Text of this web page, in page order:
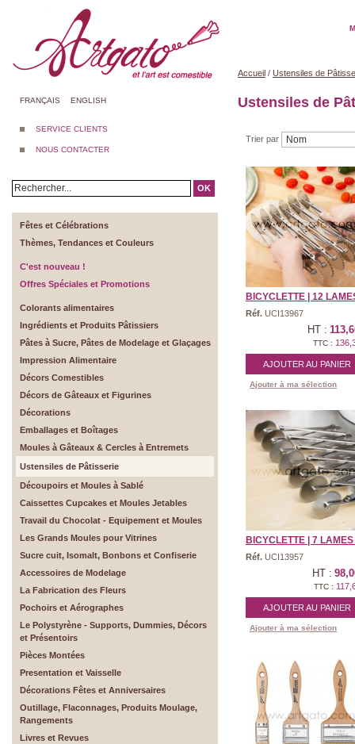
FRANÇAIS ENGLISH
SERVICE CLIENTS
NOUS CONTACTER
OK
Fêtes et Célébrations
Thèmes, Tendances et Couleurs
C'est nouveau !
Offres Spéciales et Promotions
Colorants alimentaires
Ingrédients et Produits Pâtissiers
Pâtes à Sucre, Pâtes de Modelage et Glaçages
Impression Alimentaire
Décors Comestibles
Décors de Gâteaux et Figurines
Décorations
Emballages et Boîtages
Moules à Gâteaux & Cercles à Entremets
Ustensiles de Pâtisserie
Découpoirs et Moules à Sablé
Caissettes Cupcakes et Moules Jetables
Travail du Chocolat - Equipement et Moules
Les Grands Moules pour Vitrines
Sucre cuit, Isomalt, Bonbons et Confiserie
Accessoires de Modelage
La Fabrication des Fleurs
Pochoirs et Aérographes
Le Polystyrène - Supports, Dummies, Décors
et Présentoirs
Pièces Montées
Presentation et Vaisselle
Décorations Fêtes et Anniversaires
Outillage, Flaconnages, Produits Moulage,
Rangements
Livres et Revues
Accueil / Ustensiles de
Ustensiles de
Trier par
BICYCLETTE | 12
Réf. UCI13967
HT :
TTC :
AJOUTER AU PANIER
Ajouter à ma sélection
BICYCLETTE | 7
Réf. UCI13957
HT :
TTC :
AJOUTER AU PANIER
Ajouter à ma sélection